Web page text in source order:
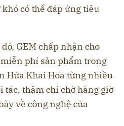
có thể đáp ứng tiêu
GEM chấp nhận cho
phí sản phẩm trong
Hứa Khai Hoa từng nhiều
tác, thậm chí chờ hàng giờ
về công nghệ của